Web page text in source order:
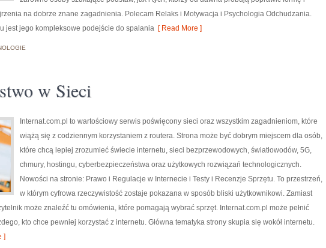
na dobrze znane zagadnienia. Polecam Relaks i Motywacja i Psychologia Odchudzania.
jest jego kompleksowe podejście do spalania [ Read More ]
w Sieci
Internat.com.pl to wartościowy serwis poświęcony sieci oraz wszystkim zagadnieniom, które
wiążą się z codziennym korzystaniem z routera. Strona może być dobrym miejscem dla osób,
które chcą lepiej zrozumieć świecie internetu, sieci bezprzewodowych, światłowodów, 5G,
chmury, hostingu, cyberbezpieczeństwa oraz użytkowych rozwiązań technologicznych.
Nowości na stronie: Prawo i Regulacje w Internecie i Testy i Recenzje Sprzętu. To przestrzeń,
w którym cyfrowa rzeczywistość zostaje pokazana w sposób bliski użytkownikowi. Zamiast
może znaleźć tu omówienia, które pomagają wybrać sprzęt. Internat.com.pl może pełnić
kto chce pewniej korzystać z internetu. Główna tematyka strony skupia się wokół internetu.
]